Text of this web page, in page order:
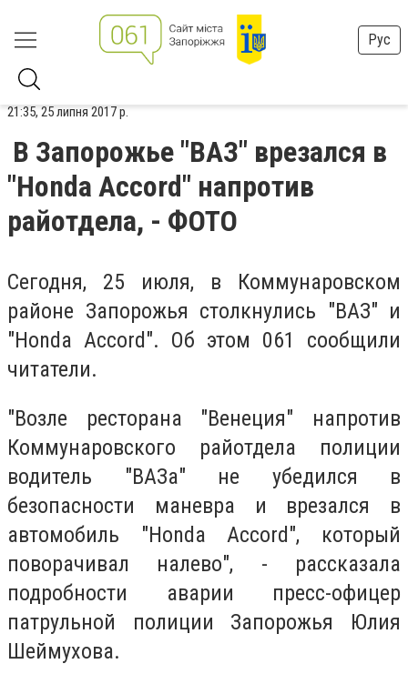
Рус
21:35, 25 липня 2017 р.
В Запорожье "ВАЗ" врезался в
"Honda Accord" напротив
райотдела, - ФОТО
Сегодня, 25 июля, в Коммунаровском
районе Запорожья столкнулись "ВАЗ" и
"Honda Accord". Об этом 061 сообщили
читатели.
"Возле ресторана "Венеция" напротив
Коммунаровского райотдела полиции
водитель "ВАЗа" не убедился в
безопасности маневра и врезался в
автомобиль "Honda Accord", который
поворачивал налево", - рассказала
подробности аварии пресс-офицер
патрульной полиции Запорожья Юлия
Шеймухова.